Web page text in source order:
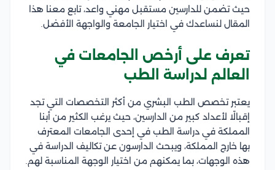
حيث تضمن للدارسين مستقبل مهني واعد، تابع معنا هذا
المقال لنساعدك في اختيار الجامعة والواجهة الأفضل.
تعرف على أرخص الجامعات في
العالم لدراسة الطب
يعتبر تخصص الطب البشري من أكثر التخصصات التي تجد
إقبالًا لأعداد كبير من الدارسين، حيث يرغب الكثير من أبنا
المملكة في دراسة الطب في إحدى الجامعات المعترف
بها خارج المملكة، ويبحث الدارسون عن تكاليف الدراسة في
هذه الوجهات، بما يمكنهم من اختيار الوجهة المناسبة لهم.